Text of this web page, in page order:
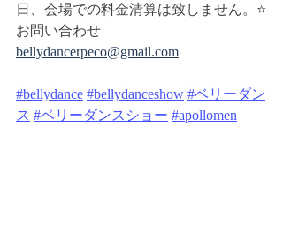
日、会場での料金清算は致しません。⭐️
お問い合わせ
bellydancerpeco@gmail.com
#bellydance #bellydanceshow #ベリーダン
ス #ベリーダンスショー #apollomen